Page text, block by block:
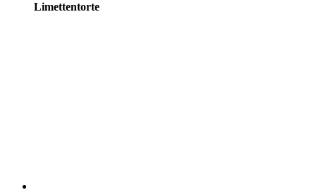
Limettentorte